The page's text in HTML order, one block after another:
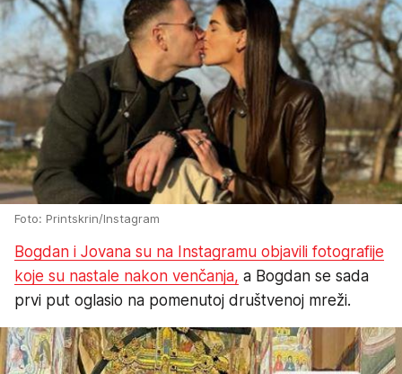
Foto: Printskrin/Instagram
Bogdan i Jovana su na Instagramu objavili fotografije
koje su nastale nakon venčanja, a Bogdan se sada
prvi put oglasio na pomenutoj društvenoj mreži.